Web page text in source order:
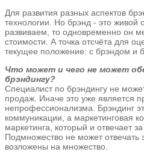
Для развития разных аспектов
технологии. Но брэнд - это живой
развиваем, то одновременно он
стоимости. А точка отсчёта для
текущее положение: с брэндом и
Что может и чего не может
брэндингу?
Специалист по брэндингу не
продаж. Иначе это уже является
непрофессионализма. Брэндинг
коммуникации, а маркетинговая
маркетинга, который и отвечает
Подмножество не может отвечать
возложены на множество.